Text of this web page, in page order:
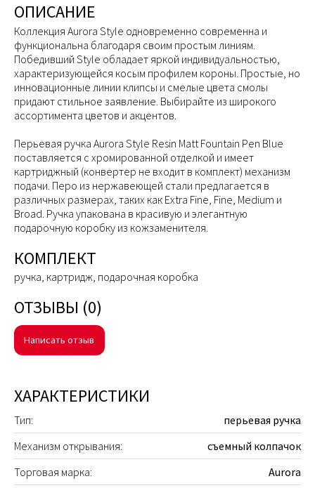
ОПИСАНИЕ
Коллекция Aurora Style одновременно современна и
функциональна благодаря своим простым линиям.
Победивший Style обладает яркой индивидуальностью,
характеризующейся косым профилем короны. Простые, но
инновационные линии клипсы и смелые цвета смолы
придают стильное заявление. Выбирайте из широкого
ассортимента цветов и акцентов.
Перьевая ручка Aurora Style Resin Matt Fountain Pen Blue
поставляется с хромированной отделкой и имеет
картриджный (конвертер не входит в комплект) механизм
подачи. Перо из нержавеющей стали предлагается в
различных размерах, таких как Extra Fine, Fine, Medium и
Broad. Ручка упакована в красивую и элегантную
подарочную коробку из кожзаменителя.
КОМПЛЕКТ
ручка, картридж, подарочная коробка
ОТЗЫВЫ (0)
Написать отзыв
ХАРАКТЕРИСТИКИ
Тип:
перьевая ручка
Механизм открывания:
съемный колпачок
Торговая марка:
Aurora